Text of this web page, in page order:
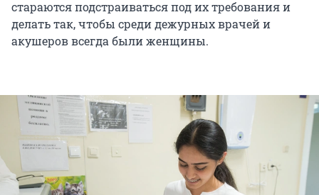
стараются подстраиваться под их требования и
делать так, чтобы среди дежурных врачей и
акушеров всегда были женщины.